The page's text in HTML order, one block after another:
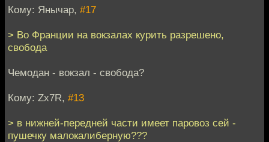
Кому: Янычар, #17
> Во Франции на вокзалах курить разрешено,
свобода
Чемодан - вокзал - свобода?
Кому: Zx7R, #13
> в нижней-передней части имеет паровоз сей -
пушечку малокалиберную???